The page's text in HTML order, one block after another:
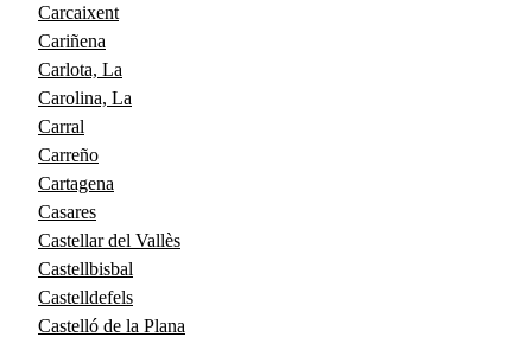
Carcaixent
Cariñena
Carlota, La
Carolina, La
Carral
Carreño
Cartagena
Casares
Castellar del Vallès
Castellbisbal
Castelldefels
Castelló de la Plana